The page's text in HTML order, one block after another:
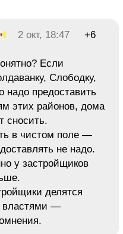
2 окт, 18:47 +6
Если
Слободку,
надо предоставить
этих районов, дома
сносить.
в чистом поле —
не надо.
у застройщиков
делятся
властями —